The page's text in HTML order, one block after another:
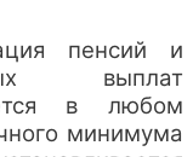
пенсий и
выплат
в любом
минимума